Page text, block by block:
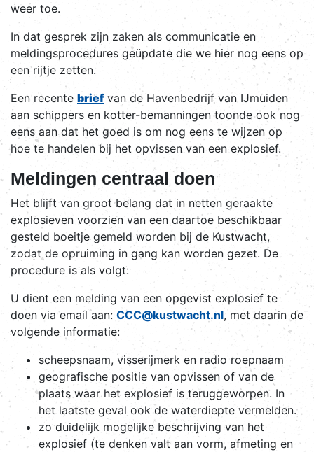
weer toe.
In dat gesprek zijn zaken als communicatie en
meldingsprocedures geüpdate die we hier nog eens op
een rijtje zetten.
Een recente briefvan de Havenbedrijf van IJmuiden
aan schippers en kotter-bemanningen toonde ook nog
eens aan dat het goed is om nog eens te wijzen op
hoe te handelen bij het opvissen van een explosief.
Meldingen centraal doen
Het blijft van groot belang dat in netten geraakte
explosieven voorzien van een daartoe beschikbaar
gesteld boeitje gemeld worden bij de Kustwacht,
zodat de opruiming in gang kan worden gezet. De
procedure is als volgt:
U dient een melding van een opgevist explosief te
doen via email aan: CCC@kustwacht.nl, met daarin de
volgende informatie:
scheepsnaam, visserijmerk en radio roepnaam
geografische positie van opvissen of van de
plaats waar het explosief is teruggeworpen. In
het laatste geval ook de waterdiepte vermelden.
zo duidelijk mogelijke beschrijving van het
explosief (te denken valt aan vorm, afmeting en